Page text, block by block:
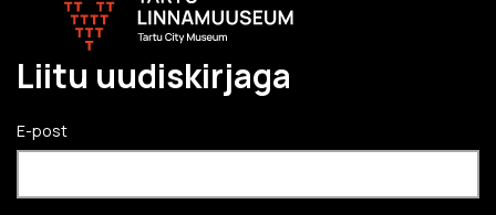
Liitu uudiskirjaga
E-post